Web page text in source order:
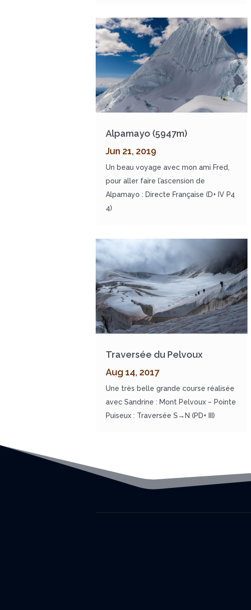
Alpamayo (5947m)
Jun 21, 2019
Un beau voyage avec mon ami Fred,
pour aller faire l’ascension de
Alpamayo : Directe Française (D+ IV P4
4)
Traversée du Pelvoux
Aug 14, 2017
Une très belle grande course réalisée
avec Sandrine : Mont Pelvoux – Pointe
Puiseux : Traversée S→N (PD+ III)